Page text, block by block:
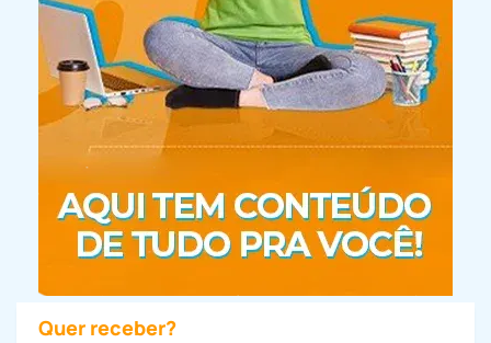
Quer receber?